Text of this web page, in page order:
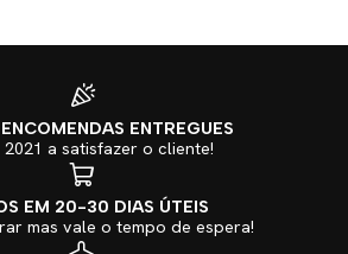
ENTREGUES
2021 a satisfazer o cliente!
EM 20-30 DIAS ÚTEIS
mas vale o tempo de espera!